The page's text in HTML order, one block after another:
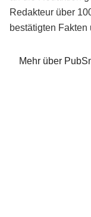
Redakteur über
bestätigten
Mehr über